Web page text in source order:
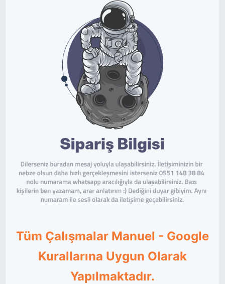
Tüm Çalışmalar Manuel - Google
Kurallarına Uygun Olarak
Yapılmaktadır.